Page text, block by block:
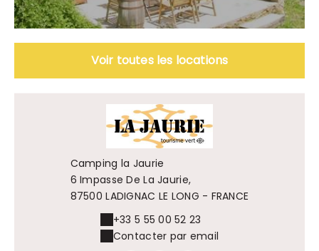
Voir toutes les locations
Camping la Jaurie
6 Impasse De La Jaurie,
87500 LADIGNAC LE LONG - FRANCE
+33 5 55 00 52 23
Contacter par email